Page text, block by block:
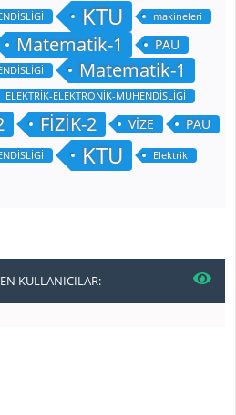
KTU makineleri
Matematik-1 PAU
Matematik-1
ELEKTRİK-ELEKTRONİK-MUHENDİSLİGİ
FİZİK-2 VİZE PAU
KTU Elektrik
KULLANICILAR: